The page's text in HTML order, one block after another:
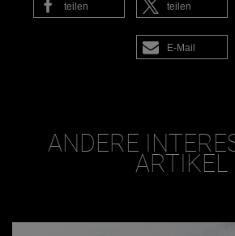
teilen teilen
E-Mail
ANDERE
ARTIKEL